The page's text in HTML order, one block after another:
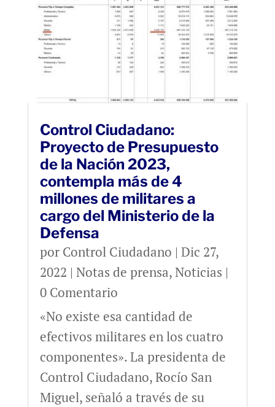
Control Ciudadano:
Proyecto de Presupuesto
de la Nación 2023,
contempla más de 4
millones de militares a
cargo del Ministerio de la
Defensa
por Control Ciudadano | Dic 27,
2022 | Notas de prensa,Noticias |
0 Comentario
«No existe esa cantidad de
efectivos militares en los cuatro
componentes». La presidenta de
Control Ciudadano, Rocío San
Miguel, señaló a través de su